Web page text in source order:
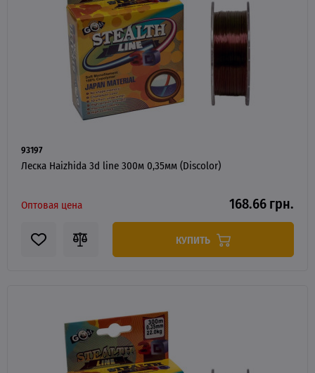
93197
Леска Haizhida 3d line 300м 0,35мм (Discolor)
Оптовая цена 168.66 грн.
КУПИТЬ